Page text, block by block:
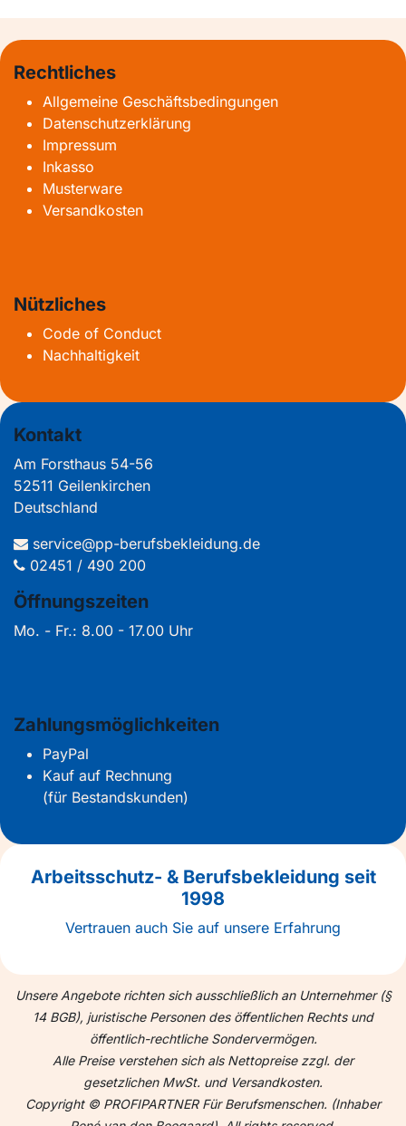
Rechtliches
Allgemeine Geschäftsbedingungen
Datenschutzerklärung
Impressum
Inkasso
Musterware
Versandkosten
Nützliches
Code of Conduct
Nachhaltigkeit
Kontakt
Am Forsthaus 54-56
52511 Geilenkirchen
Deutschland
service@pp-berufsbekleidung.de
02451 / 490 200
Öffnungszeiten
Mo. - Fr.: 8.00 - 17.00 Uhr
Zahlungsmöglichkeiten
PayPal
Kauf auf Rechnung
(für Bestandskunden)
Arbeitsschutz- & Berufsbekleidung seit
1998
Vertrauen auch Sie auf unsere Erfahrung
Unsere Angebote richten sich ausschließlich an Unternehmer (§
14 BGB), juristische Personen des öffentlichen Rechts und
öffentlich-rechtliche Sondervermögen.
Alle Preise verstehen sich als Nettopreise zzgl. der
gesetzlichen MwSt. und Versandkosten.
Copyright © PROFIPARTNER Für Berufsmenschen. (Inhaber